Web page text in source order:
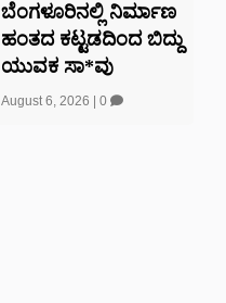
ಬೆಂಗಳೂರಿನಲ್ಲಿ ನಿರ್ಮಾಣ
ಹಂತದ ಕಟ್ಟಡದಿಂದ ಬಿದ್ದು
ಯುವಕ ಸಾ*ವು
August 6, 2026 0